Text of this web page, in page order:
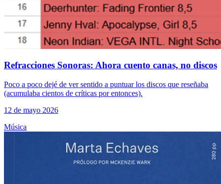
Refracciones Sonoras: Ahora cuento canas, no discos
Poco a poco dejé de ver sentido a puntuar los discos que reseñaba
(acumulaba cientos de críticas por entonces).
12 de mayo 2026
Música